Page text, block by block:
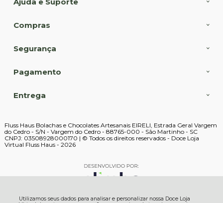
Utilizamos seus dados para analisar e personalizar nossa Doce Loja
Compras
Segurança
Pagamento
Entrega
Fluss Haus Bolachas e Chocolates Artesanais EIRELI, Estrada Geral Vargem
do Cedro - S/N - Vargem do Cedro - 88765-000 - São Martinho - SC
CNPJ: 03508928000170 | © Todos os direitos reservados - Doce Loja
Virtual Fluss Haus - 2026